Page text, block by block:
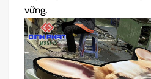
vững.